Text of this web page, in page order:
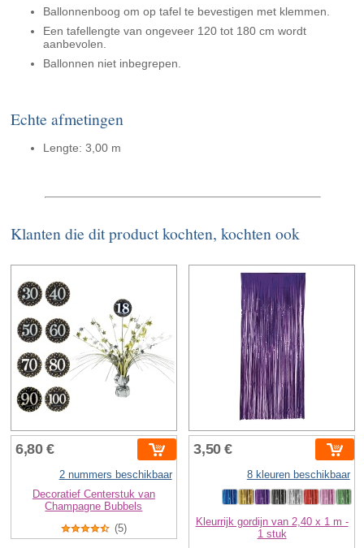
Ballonnenboog om op tafel te bevestigen met klemmen.
Een tafellengte van ongeveer 120 tot 180 cm wordt
aanbevolen.
Ballonnen niet inbegrepen.
Echte afmetingen
Lengte: 3,00 m
Klanten die dit product kochten, kochten ook
6,80 €
2 nummers beschikbaar
Decoratief Centerstuk van
Champagne Bubbels
(5)
3,50 €
8 kleuren beschikbaar
Kleurrijk gordijn van 2,40 x 1 m -
1 stuk